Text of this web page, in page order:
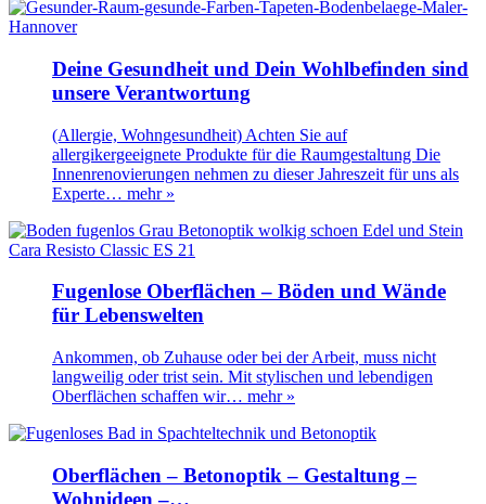
Deine Gesundheit und Dein Wohlbefinden sind
unsere Verantwortung
(Allergie, Wohngesundheit) Achten Sie auf
allergikergeeignete Produkte für die Raumgestaltung Die
Innenrenovierungen nehmen zu dieser Jahreszeit für uns als
Experte… mehr »
Fugenlose Oberflächen – Böden und Wände
für Lebenswelten
Ankommen, ob Zuhause oder bei der Arbeit, muss nicht
langweilig oder trist sein. Mit stylischen und lebendigen
Oberflächen schaffen wir… mehr »
Oberflächen – Betonoptik – Gestaltung –
Wohnideen –…